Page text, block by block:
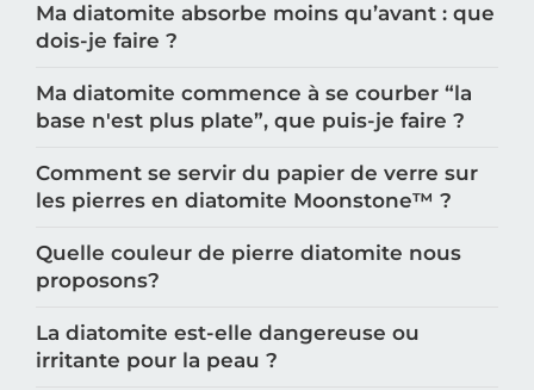
Ma diatomite absorbe moins qu’avant : que
dois-je faire ?
Ma diatomite commence à se courber “la
base n'est plus plate”, que puis-je faire ?
Comment se servir du papier de verre sur
les pierres en diatomite Moonstone™️ ?
Quelle couleur de pierre diatomite nous
proposons?
La diatomite est-elle dangereuse ou
irritante pour la peau ?